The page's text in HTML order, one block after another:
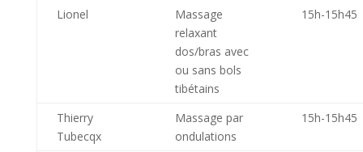
Lionel
Massage
relaxant
dos/bras avec
ou sans bols
tibétains
15h-15h45
Thierry
Tubecqx
Massage par
ondulations
15h-15h45